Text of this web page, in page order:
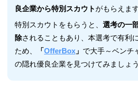
良企業から特別スカウト がもらえます
特別スカウトをもらうと、 選考の一
除されることもあり、本選考で有利
ため、
「OfferBox 」 で大手～ベンチ
の隠れ優良企業を見つけてみましょう